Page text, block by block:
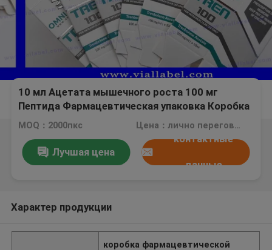
10 мл Ацетата мышечного роста 100 мг
Пептида Фармацевтическая упаковка Коробка
для флаконов бодибилдинг
MOQ：2000пкс Цена：лично переговорить
Лучшая цена
контактные
данные
Характер продукции
коробка фармацевтической